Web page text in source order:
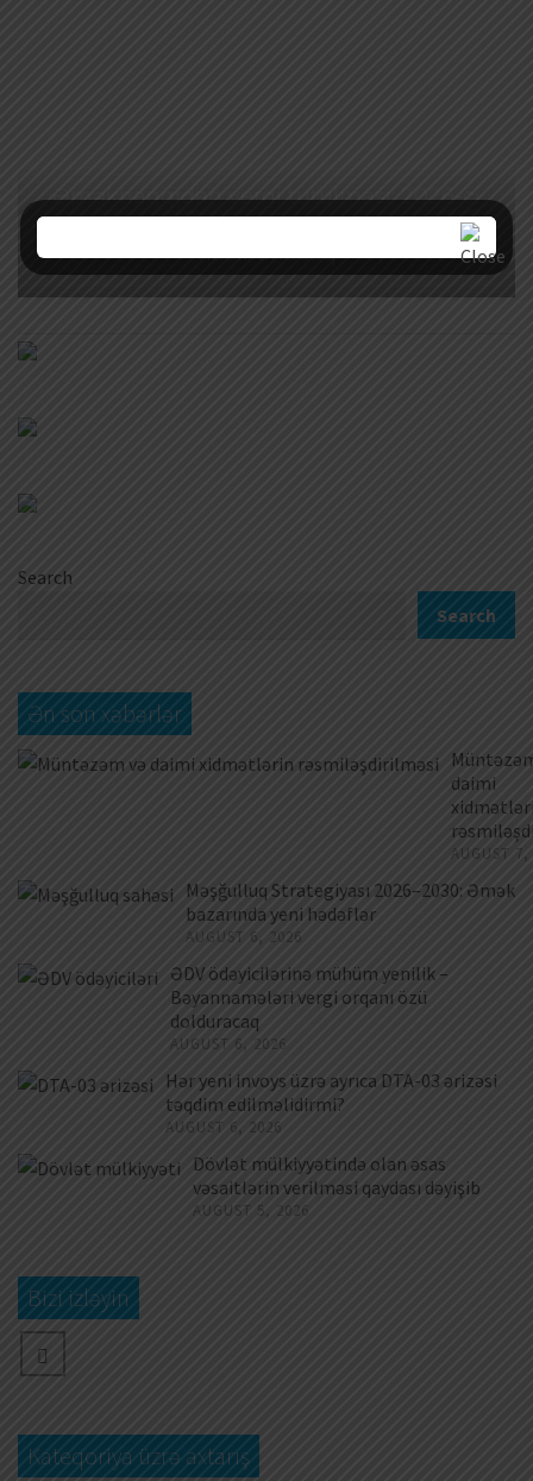
Əməkhaqqıdan vergi tutulması: 2026-cı
ildə əməkhaqqı cədvəli necə
hazırlanacaq
Search
Search
Ən son xəbərlər
daimi
AUGUST
Məşğulluq Strategiyası 2026–2030: Əmək
bazarında yeni hədəflər
AUGUST 6, 2026
ƏDV ödəyicilərinə mühüm yenilik –
Bəyannamələri vergi orqanı özü
dolduracaq
AUGUST 6, 2026
Hər yeni invoys üzrə ayrıca DTA-03 ərizəsi
təqdim edilməlidirmi?
AUGUST 6, 2026
Dövlət mülkiyyətində olan əsas
vəsaitlərin verilməsi qaydası dəyişib
AUGUST 5, 2026
Bizi izləyin
Kateqoriya üzrə axtarış